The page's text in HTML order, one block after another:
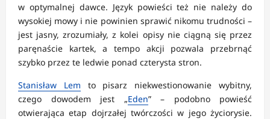
w optymalnej dawce. Język powieści też nie należy do
wysokiej mowy i nie powinien sprawić nikomu trudności –
jest jasny, zrozumiały, z kolei opisy nie ciągną się przez
paręnaście kartek, a tempo akcji pozwala przebrnąć
szybko przez te ledwie ponad czterysta stron.
Stanisław Lem to pisarz niekwestionowanie wybitny,
czego dowodem jest „Eden” – podobno powieść
otwierająca etap dojrzałej twórczości w jego życiorysie.